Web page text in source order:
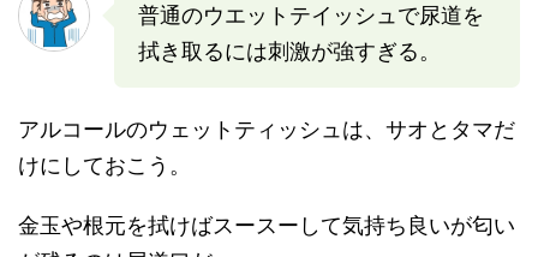
普通のウエットテイッシュで尿道を
拭き取るには刺激が強すぎる。
アルコールのウェットティッシュは、サオとタマだ
けにしておこう。
金玉や根元を拭けばスースーして気持ち良いが匂い